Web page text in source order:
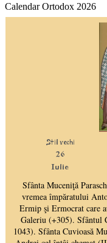
Calendar Ortodox 2026